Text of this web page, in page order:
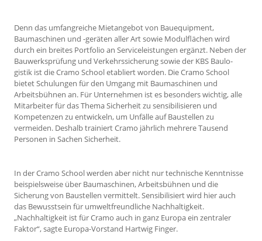
Denn das umfangreiche Mietangebot von Bauequipment,
Baumaschinen und -geräten aller Art sowie Modulflächen wird
durch ein breites Portfolio an Serviceleistungen ergänzt. Neben der
Bauwerksprüfung und Verkehrssicherung sowie der KBS Baulo­
gistik ist die Cramo School etabliert worden. Die Cramo School
bietet Schulungen für den Umgang mit Baumaschinen und
Arbeitsbühnen an. Für Unternehmen ist es besonders wichtig, alle
Mitarbeiter für das Thema Sicherheit zu sensibilisieren und
Kompetenzen zu entwickeln, um Unfälle auf Baustellen zu
vermeiden. Deshalb trainiert Cramo jährlich mehrere Tausend
Personen in Sachen Sicherheit.
In der Cramo School werden aber nicht nur technische Kenntnisse
beispielsweise über Baumaschinen, Arbeitsbühnen und die
Sicherung von Baustellen vermittelt. Sensibilisiert wird hier auch
das Bewusstsein für umweltfreundliche Nachhaltigkeit.
„Nachhaltigkeit ist für Cramo auch in ganz Europa ein zentraler
Faktor“, sagte Europa-Vorstand Hartwig Finger.